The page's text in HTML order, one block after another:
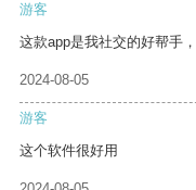
游客
这款app是我社交的好帮手
2024-08-05
游客
这个软件很好用